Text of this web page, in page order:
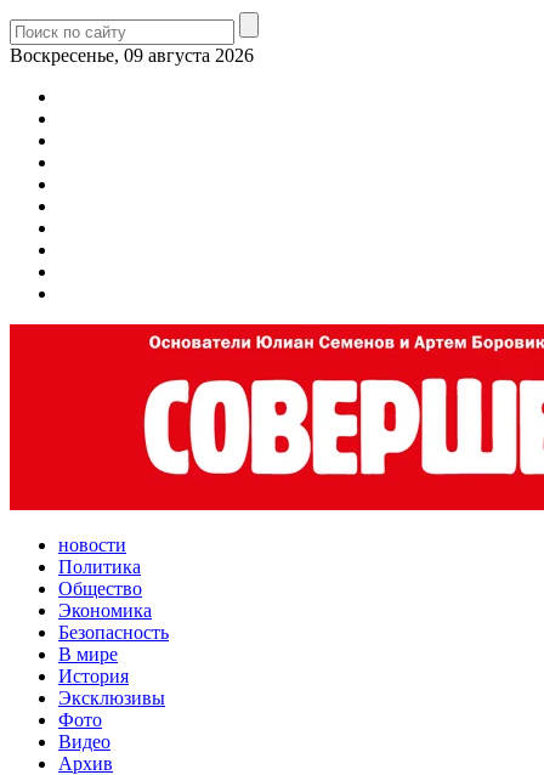
Воскресенье, 09 августа 2026
новости
Политика
Общество
Экономика
Безопасность
В мире
История
Эксклюзивы
Фото
Видео
Архив